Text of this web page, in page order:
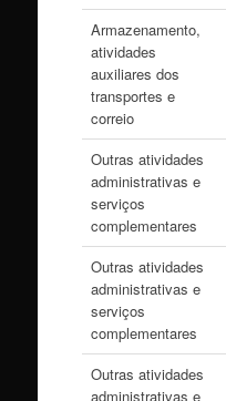
Armazenamento,
atividades
auxiliares dos
transportes e
correio
Outras atividades
administrativas e
serviços
complementares
Outras atividades
administrativas e
serviços
complementares
Outras atividades
administrativas e